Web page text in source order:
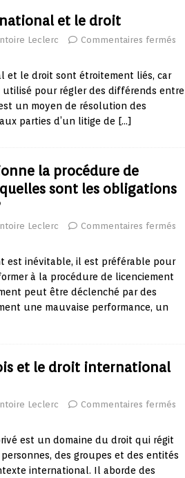
et le droit
Leclerc Commentaires fermés
et le droit sont étroitement liés, car
utilisé pour régler des différends entre
un moyen de résolution des
parties d’un litige de […]
la procédure de
sont les obligations
Leclerc Commentaires fermés
est inévitable, il est préférable pour
à la procédure de licenciement
peut être déclenché par des
une mauvaise performance, un
et le droit international
Leclerc Commentaires fermés
est un domaine du droit qui régit
des groupes et des entités
international. Il aborde des